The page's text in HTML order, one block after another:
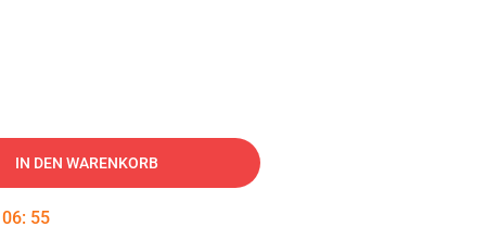
IN DEN WARENKORB
06: 54